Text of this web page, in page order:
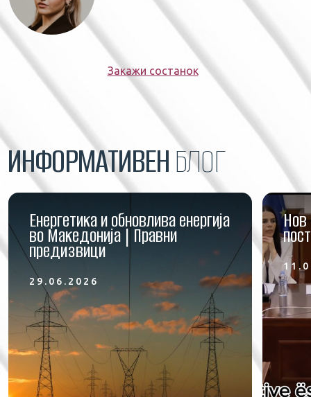
Закажи состанок
ИНФОРМАТИВЕНБЛОГ
Енергетика и обновлива енергија
во Македонија | Правни
предизвици
29.06.2026
Нов